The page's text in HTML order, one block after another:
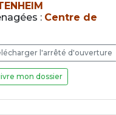
: Centre de
l'arrêté d'ouverture
mon dossier